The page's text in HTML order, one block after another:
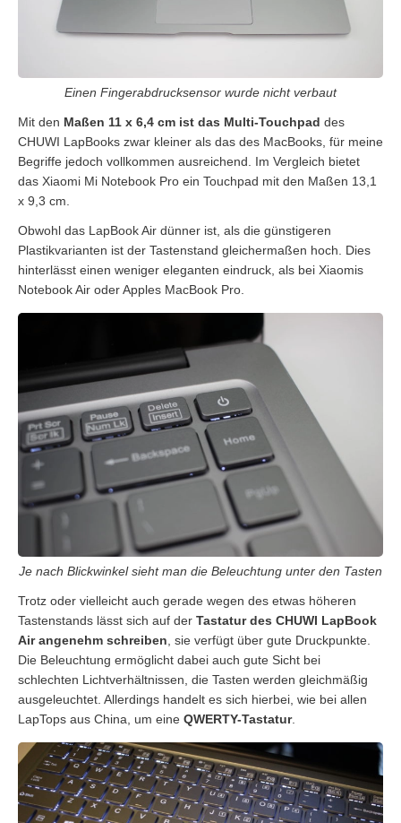
Einen Fingerabdrucksensor wurde nicht verbaut
Mit den Maßen 11 x 6,4 cm ist das Multi-Touchpad des
CHUWI LapBooks zwar kleiner als das des MacBooks, für meine
Begriffe jedoch vollkommen ausreichend. Im Vergleich bietet
das Xiaomi Mi Notebook Pro ein Touchpad mit den Maßen 13,1
x 9,3 cm.
Obwohl das LapBook Air dünner ist, als die günstigeren
Plastikvarianten ist der Tastenstand gleichermaßen hoch. Dies
hinterlässt einen weniger eleganten eindruck, als bei Xiaomis
Notebook Air oder Apples MacBook Pro.
Je nach Blickwinkel sieht man die Beleuchtung unter den Tasten
Trotz oder vielleicht auch gerade wegen des etwas höheren
Tastenstands lässt sich auf der Tastatur des CHUWI LapBook
Air angenehm schreiben , sie verfügt über gute Druckpunkte.
Die Beleuchtung ermöglicht dabei auch gute Sicht bei
schlechten Lichtverhältnissen, die Tasten werden gleichmäßig
ausgeleuchtet. Allerdings handelt es sich hierbei, wie bei allen
LapTops aus China, um eine QWERTY-Tastatur.